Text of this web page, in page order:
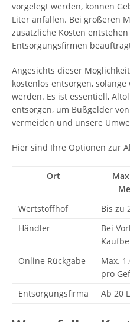
vorgelegt werden, können
Liter anfallen. Bei größeren
zusätzliche Kosten
Entsorgungsfirmen
Angesichts dieser
kostenlos entsorgen,
werden. Es ist essentiell,
entsorgen, um Bußgelder
vermeiden und unsere
Hier sind Ihre Optionen zur
Ort
Wertstoffhof Bis zu
Händler
Bei
Online Rückgabe
Max.
pro
Entsorgungsfirma
Ab 20